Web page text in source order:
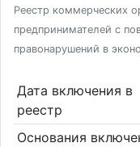
Реестр коммерческих
предпринимателей с
правонарушений в
Дата включения в
реестр
Основания